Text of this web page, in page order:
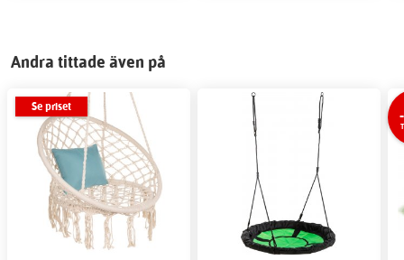
Andra tittade även på
Se priset